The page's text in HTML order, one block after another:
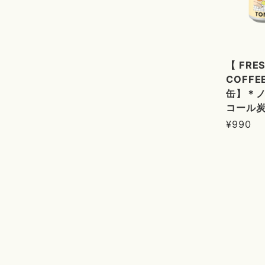
【
缶】＊
コール
¥990